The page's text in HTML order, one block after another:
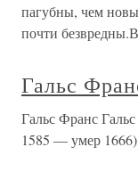
пагубны, чем
почти безвредны.В
Гальс
Гальс Франс
1585 — умер